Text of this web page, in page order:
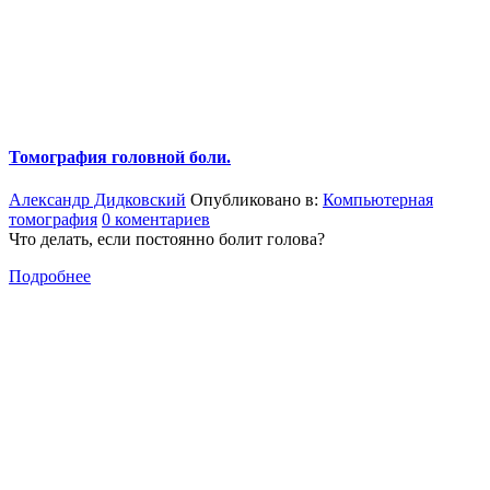
Томография головной боли.
Александр Дидковский Опубликовано в: Компьютерная
томография 0 коментариев
Что делать, если постоянно болит голова?
Подробнее